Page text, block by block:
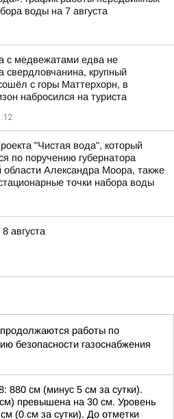
воды на 7 августа
с медвежатами едва не
свердловчанина, крупный
с горы Маттерхорн, в
набросился на туриста
"Чистая вода", который
по поручению губернатора
области Александра Моора, также
точки набора воды
августа
работы по
безопасности газоснабжения
880 см (минус 5 см за сутки).
превышена на 30 см. Уровень
(0 см за сутки). До отметки